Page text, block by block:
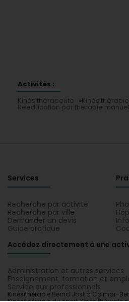
Activités :
Kinésithérapeute
Rééducation par thérapie
Services
Recherche par activité
Recherche par ville
Demander un devis
Guide pratique
Accédez directement à une
Administration et autres services
Enseignement, formation et
Service aux professionnels
Kinésithérapie Bernd Jost à Colmar-